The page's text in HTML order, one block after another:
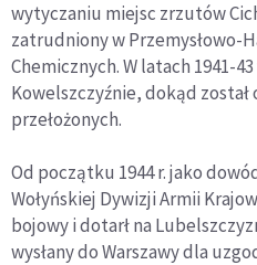
wytyczaniu miejsc zrzutów
zatrudniony w Przemysłowo-
Chemicznych. W latach 1941-
Kowelszczyźnie, dokąd
przełożonych.
Od początku 1944 r. jako
Wołyńskiej Dywizji Armii
bojowy i dotarł na
wysłany do Warszawy dla